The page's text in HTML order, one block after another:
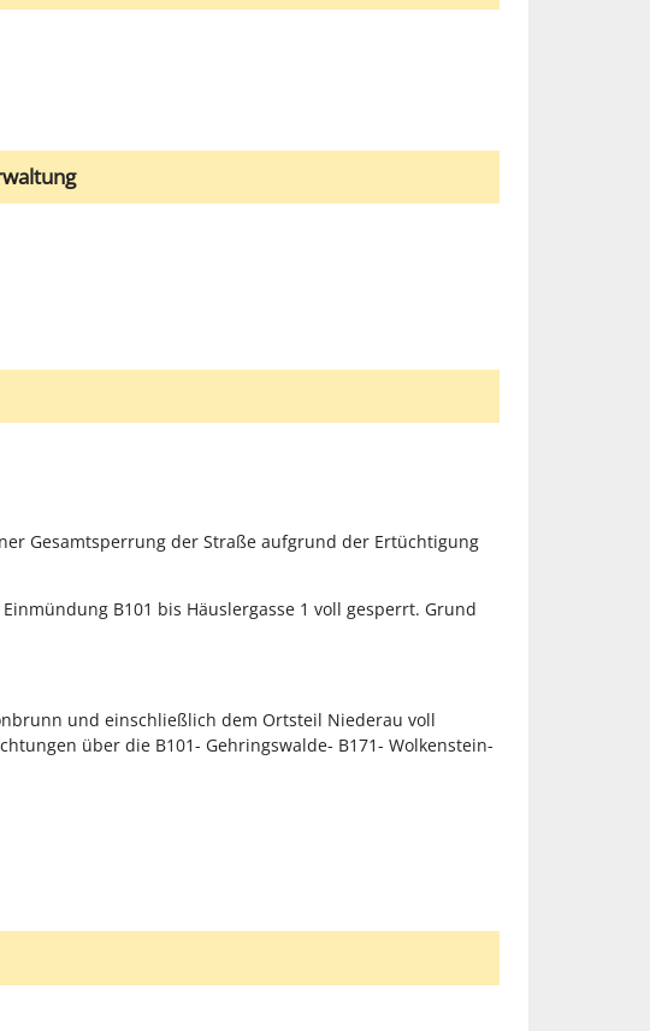
Gesamtsperrung der Straße aufgrund der Ertüchtigung
B101 bis Häuslergasse 1 voll gesperrt. Grund
und einschließlich dem Ortsteil Niederau voll
über die B101- Gehringswalde- B171- Wolkenstein-